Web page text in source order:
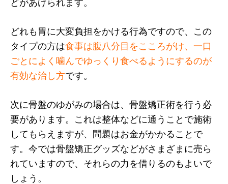
どれも胃に大変負担をかける行為ですので、この
タイプの方は食事は腹八分目をこころがけ、一口
ごとによく噛んでゆっくり食べるようにするのが
有効な治し方です。
次に骨盤のゆがみの場合は、骨盤矯正術を行う必
要があります。これは整体などに通うことで施術
してもらえますが、問題はお金がかかることで
す。今では骨盤矯正グッズなどがさまざまに売ら
れていますので、それらの力を借りるのもよいで
しょう。